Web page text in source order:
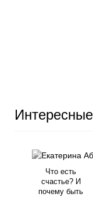
Что есть
счастье? И
почему быть